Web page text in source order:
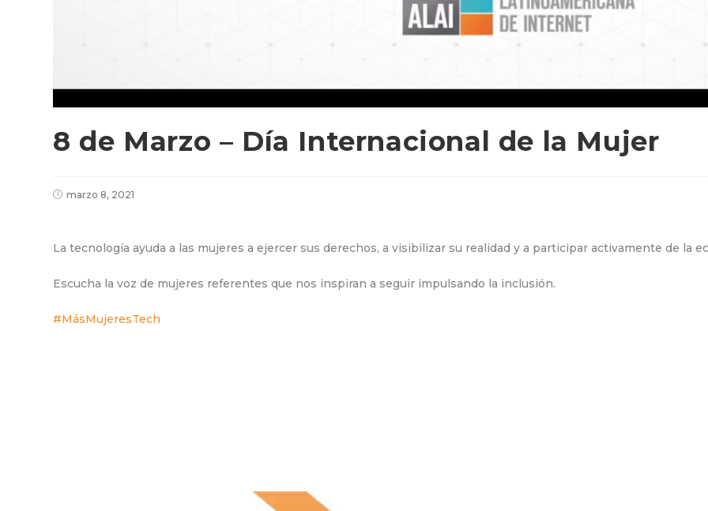
8 de Marzo – Día Internacional de la Mujer
marzo 8, 2021
La tecnología ayuda a las mujeres a ejercer sus derechos, a visibilizar su realidad y a participar activamente de la
Escucha la voz de mujeres referentes que nos inspiran a seguir impulsando la inclusión.
#MásMujeresTech